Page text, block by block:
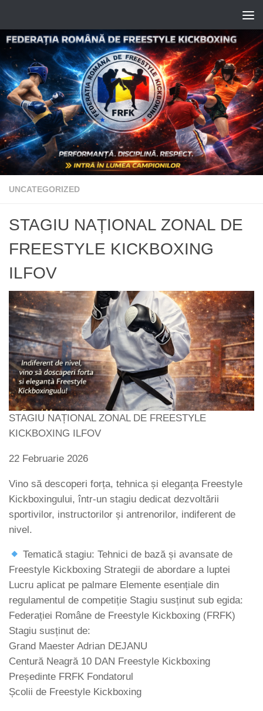
UNCATEGORIZED
STAGIU NAȚIONAL ZONAL DE
FREESTYLE KICKBOXING
ILFOV
STAGIU NAȚIONAL ZONAL DE FREESTYLE
KICKBOXING ILFOV
22 Februarie 2026
Vino să descoperi forța, tehnica și eleganța Freestyle
Kickboxingului, într-un stagiu dedicat dezvoltării
sportivilor, instructorilor și antrenorilor, indiferent de
nivel.
Tematică stagiu: Tehnici de bază și avansate de
Freestyle Kickboxing Strategii de abordare a luptei
Lucru aplicat pe palmare Elemente esențiale din
regulamentul de competiție Stagiu susținut sub egida:
Federației Române de Freestyle Kickboxing (FRFK)
Stagiu susținut de:
Grand Maester Adrian DEJANU
Centură Neagră 10 DAN Freestyle Kickboxing
Președinte FRFK Fondatorul
Școlii de Freestyle Kickboxing